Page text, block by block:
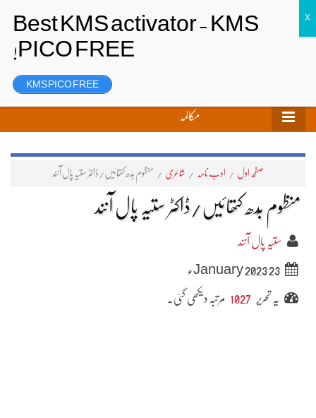
رجسٹر
مکالمہ
صفحہ اول / ادب نامہ / شاعری / منظوم بُدھ کتھائیں/ڈاکٹر ستیہ پال آنند
منظوم بُدھ کتھائیں/ڈاکٹر ستیہ پال آنند
ستیہ پال آنند
23 January 2023ء
یہ تحریر 1027 مرتبہ دیکھی گئی۔
KMS PICO FREE